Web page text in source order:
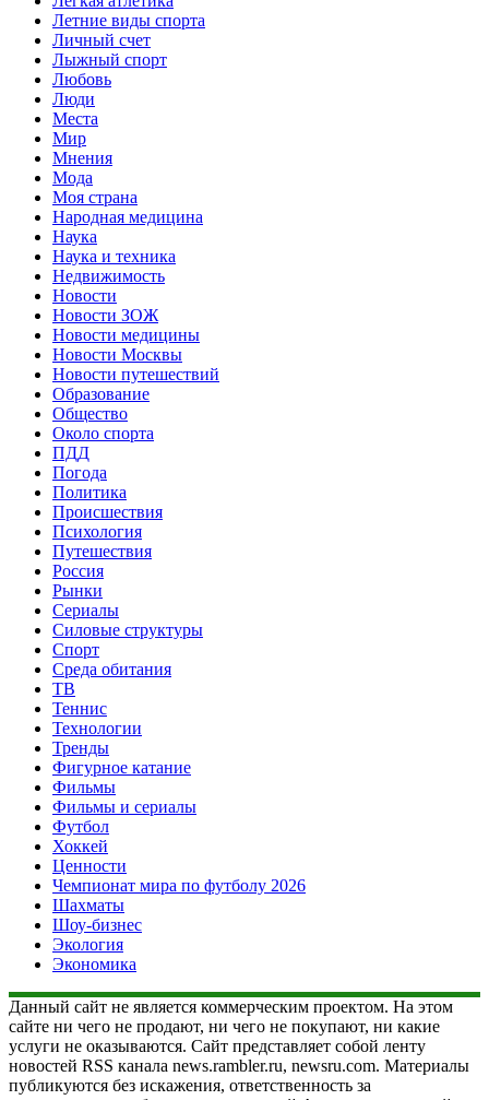
Летние виды спорта
Личный счет
Лыжный спорт
Любовь
Люди
Места
Мир
Мнения
Мода
Моя страна
Народная медицина
Наука
Наука и техника
Недвижимость
Новости
Новости ЗОЖ
Новости медицины
Новости Москвы
Новости путешествий
Образование
Общество
Около спорта
ПДД
Погода
Политика
Происшествия
Психология
Путешествия
Россия
Рынки
Сериалы
Силовые структуры
Спорт
Среда обитания
ТВ
Теннис
Технологии
Тренды
Фигурное катание
Фильмы
Фильмы и сериалы
Футбол
Хоккей
Ценности
Чемпионат мира по футболу 2026
Шахматы
Шоу-бизнес
Экология
Экономика
Данный сайт не является коммерческим проектом. На этом
сайте ни чего не продают, ни чего не покупают, ни какие
услуги не оказываются. Сайт представляет собой ленту
новостей RSS канала news.rambler.ru, newsru.com. Материалы
публикуются без искажения, ответственность за